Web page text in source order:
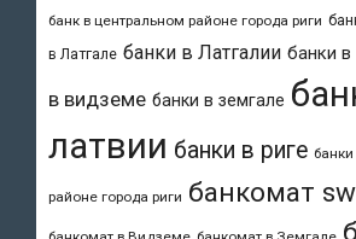
банк в центральном районе города риги
в Латгале банки в Латгалии банки
в видземе банки в земгале
латвии банки в риге
районе города риги банкомат